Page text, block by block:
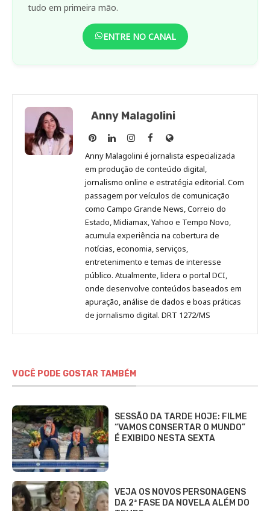
tudo em primeira mão.
ENTRE NO CANAL
Anny Malagolini
Anny
Malagolini
no
Pinterest
Anny
Malagolini
no
LinkedIn
Anny
Malagolini
no
Instagram
Anny
Malagolini
no
Facebook
Site
de
Anny
Malagolini
Anny Malagolini é jornalista especializada
em produção de conteúdo digital,
jornalismo online e estratégia editorial. Com
passagem por veículos de comunicação
como Campo Grande News, Correio do
Estado, Midiamax, Yahoo e Tempo Novo,
acumula experiência na cobertura de
notícias, economia, serviços,
entretenimento e temas de interesse
público. Atualmente, lidera o portal DCI,
onde desenvolve conteúdos baseados em
apuração, análise de dados e boas práticas
de jornalismo digital. DRT 1272/MS
VOCÊ PODE GOSTAR TAMBÉM
SESSÃO DA TARDE HOJE: FILME
“VAMOS CONSERTAR O MUNDO”
É EXIBIDO NESTA SEXTA
VEJA OS NOVOS PERSONAGENS
DA 2ª FASE DA NOVELA ALÉM DO